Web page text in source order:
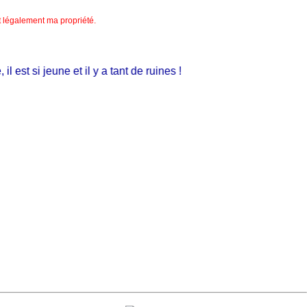
légalement ma propriété.
si jeune et il y a tant de ruines !